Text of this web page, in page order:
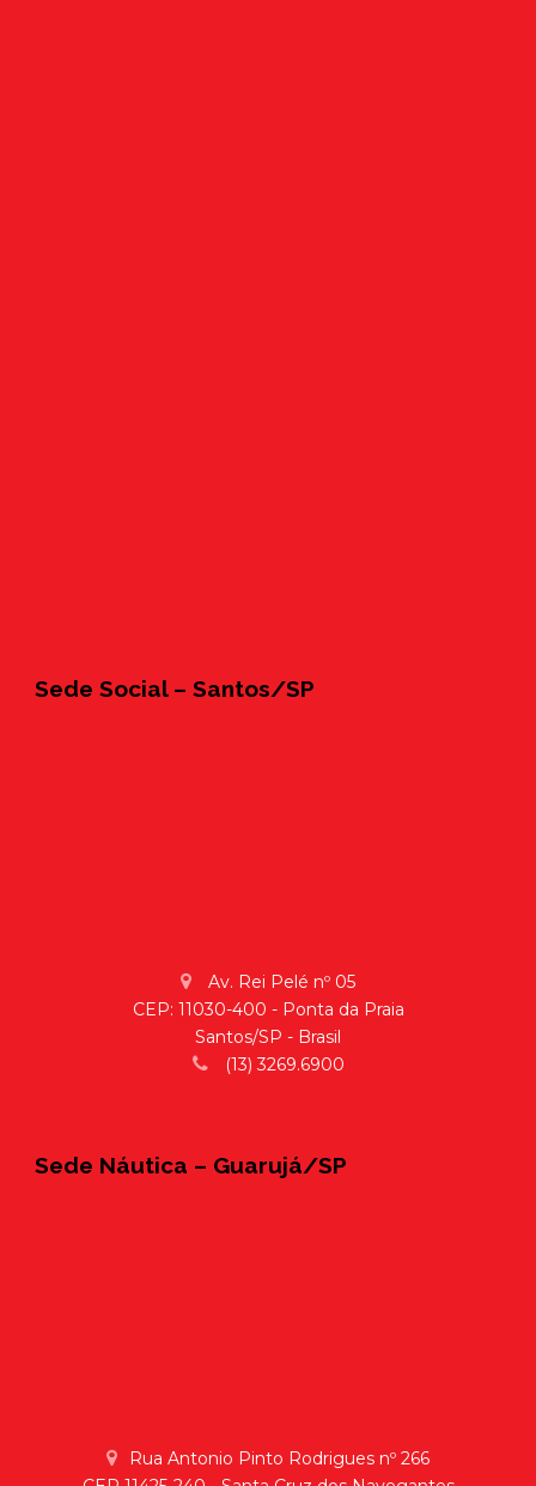
Sede Social – Santos/SP
Av. Rei Pelé nº 05
CEP: 11030-400 - Ponta da Praia
Santos/SP - Brasil
(13) 3269.6900
Sede Náutica – Guarujá/SP
Rua Antonio Pinto Rodrigues nº 266